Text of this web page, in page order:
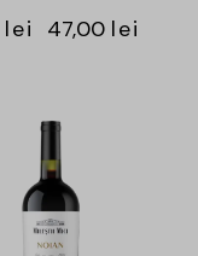
lei 47,00 lei